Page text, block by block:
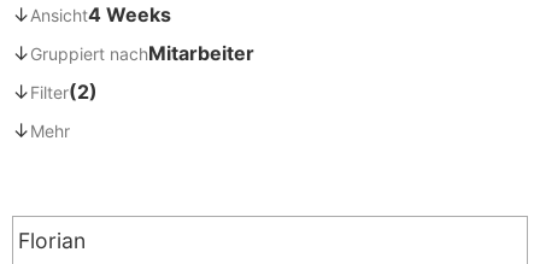
↓Ansicht4 Weeks
↓Gruppiert nachMitarbeiter
↓Filter(2)
↓Mehr
Florian